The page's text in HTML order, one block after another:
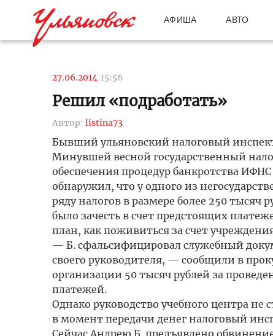
АФИША АВТО
27.06.2014 15:56
Решил «подработать»
Автор: listina73
Бывший ульяновский налоговый
Минувшей весной государственный
обеспечения процедур банкротства
обнаружил, что у одного из
ряду налогов в размере более 250
было зачесть в счет предстоящих
план, как поживиться за счет
— Б. сфальсифицировал служебный
своего руководителя, — сообщили в
организации 50 тысяч рублей за
платежей.
Однако руководство учебного центра не
в момент передачи денег налоговый
Сейчас Андрею Б. предъявлено